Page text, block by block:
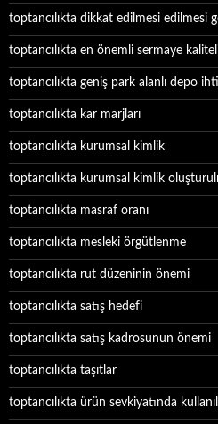
toptancılıkta dikkat edilmesi edilmesi
toptancılıkta en önemli sermaye
toptancılıkta geniş park alanlı depo
toptancılıkta kar marjları
toptancılıkta kurumsal kimlik
toptancılıkta kurumsal kimlik
toptancılıkta masraf oranı
toptancılıkta mesleki örgütlenme
toptancılıkta rut düzeninin önemi
toptancılıkta satış hedefi
toptancılıkta satış kadrosunun önemi
toptancılıkta taşıtlar
toptancılıkta ürün sevkiyatında